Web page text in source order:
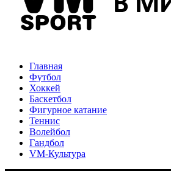
Главная
Футбол
Хоккей
Баскетбол
Фигурное катание
Теннис
Волейбол
Гандбол
VM-Культура